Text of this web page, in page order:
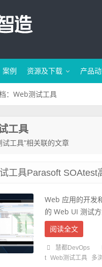
案例 资源及下载 产品
：Web测试工具
工具
工具”相关联的文章
试工具Parasoft
Web 应用的开发
的 Web UI 测试
阅读全文
慧都DevOps
t Web测试工具 多